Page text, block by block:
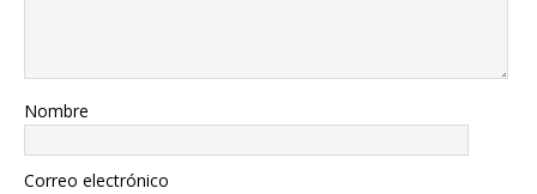
Nombre
Correo electrónico